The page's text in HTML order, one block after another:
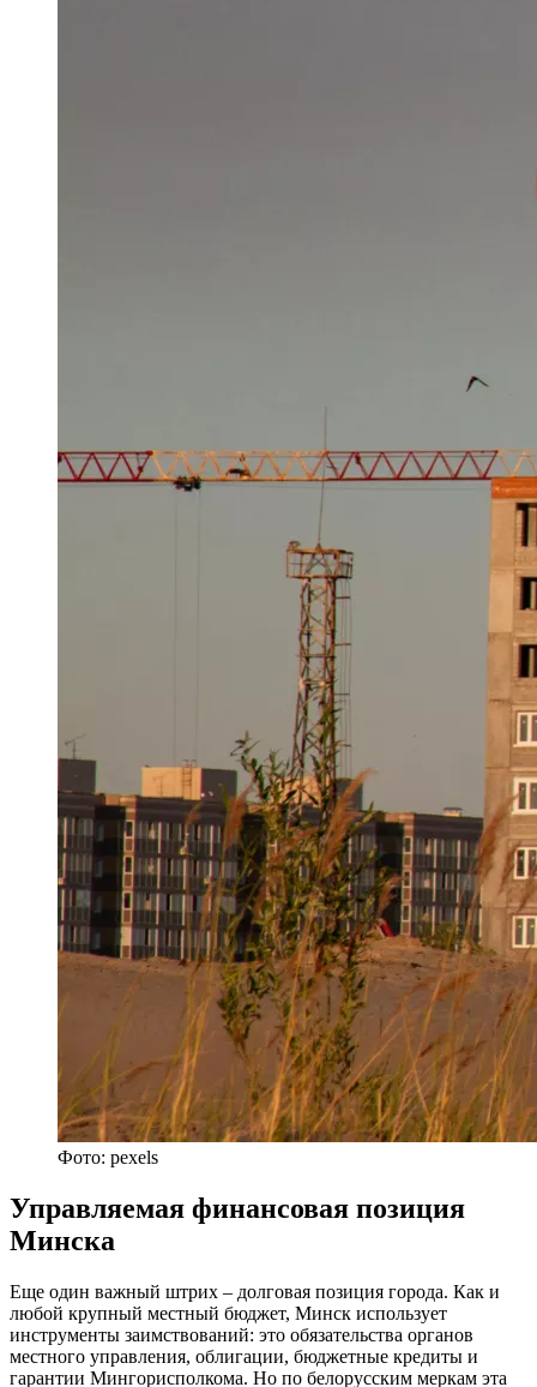
Фото: pexels
Управляемая финансовая позиция
Минска
Еще один важный штрих – долговая позиция города. Как и
любой крупный местный бюджет, Минск использует
инструменты заимствований: это обязательства органов
местного управления, облигации, бюджетные кредиты и
гарантии Мингорисполкома. Но по белорусским меркам эта